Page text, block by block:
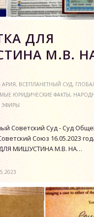
ДЛЯ
М.В.
АРИЯ,ВСЕПЛАНЕТНЫЙ СУД,
ЮРИДИЧЕСКИЕ ФАКТЫ,
ЭФИРЫ
Советский Суд - Суд
Союз 16.05.2023
МИШУСТИНА М.В. НА…